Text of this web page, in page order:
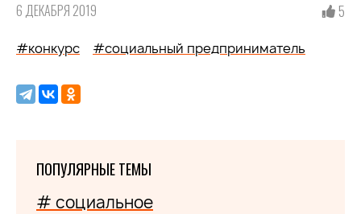
6 ДЕКАБРЯ 2019 5
#конкурс #социальный предприниматель
ПОПУЛЯРНЫЕ ТЕМЫ
# социальное